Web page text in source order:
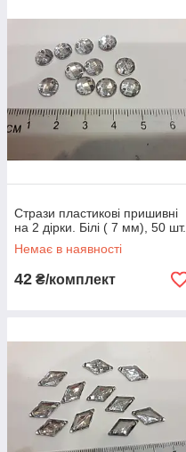
Стрази пластикові пришивні
на 2 дірки. Білі ( 7 мм), 50 шт.
Немає в наявності
42 ₴/комплект